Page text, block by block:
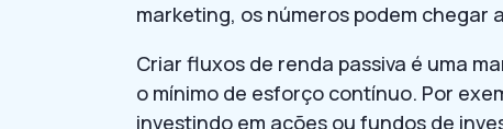
marketing, os números podem chegar
Criar fluxos de renda passiva é uma
o mínimo de esforço contínuo. Por
investindo em ações ou fundos de